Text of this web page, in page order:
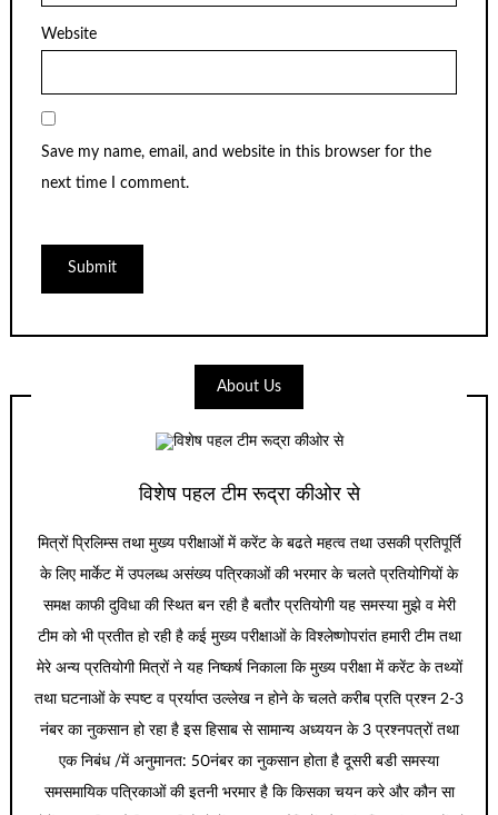
Website
Save my name, email, and website in this browser for the
next time I comment.
About Us
विशेष पहल टीम रूद्रा कीओर से
मित्रों प्रिलिम्स तथा मुख्य परीक्षाओं में करेंट के बढते महत्व तथा उसकी प्रतिपूर्ति
के लिए मार्केट में उपलब्ध असंख्य पत्रिकाओं की भरमार के चलते प्रतियोगियों के
समक्ष काफी दुविधा की स्थित बन रही है बतौर प्रतियोगी यह समस्या मुझे व मेरी
टीम को भी प्रतीत हो रही है कई मुख्य परीक्षाओं के विश्लेष्णोपरांत हमारी टीम तथा
मेरे अन्य प्रतियोगी मित्रों ने यह निष्कर्ष निकाला कि मुख्य परीक्षा में करेंट के तथ्यों
तथा घटनाओं के स्पष्ट व प्रर्याप्त उल्लेख न होने के चलते करीब प्रति प्रश्न 2-3
नंबर का नुकसान हो रहा है इस हिसाब से सामान्य अध्ययन के 3 प्रश्नपत्रों तथा
एक निबंध /में अनुमानत: 50नंबर का नुकसान होता है दूसरी बडी समस्या
समसमायिक पत्रिकाओं की इतनी भरमार है कि किसका चयन करे और कौन सा